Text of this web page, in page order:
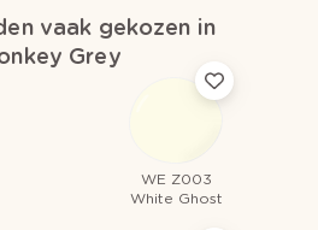
vaak gekozen in
Grey
WE Z003
White Ghost